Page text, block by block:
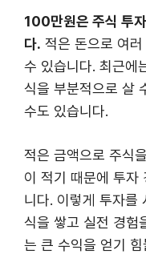
100만원은 주식 투
다. 적은 돈으로 여
수 있습니다. 최근에
식을 부분적으로 살
수도 있습니다.
적은 금액으로 주식
이 적기 때문에 투자
니다. 이렇게 투자를
식을 쌓고 실전 경험
는 큰 수익을 얻기